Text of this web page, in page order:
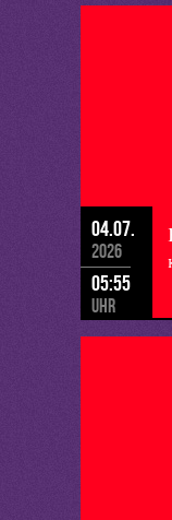
04.07.
2026
05:55
Uhr